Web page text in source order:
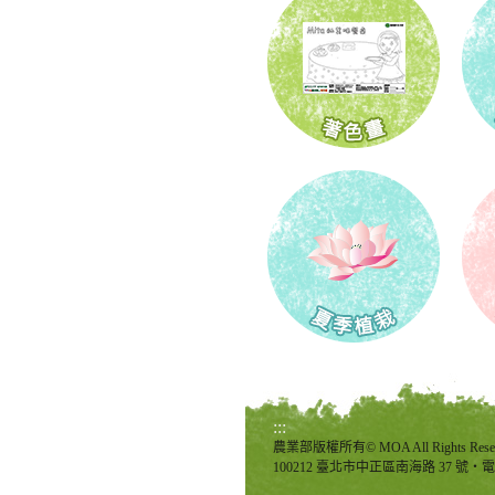
:::
農業部版權所有© MOA All Rights
100212 臺北市中正區南海路 37 號‧